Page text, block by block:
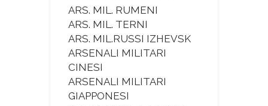
ARS. MIL. RUMENI
ARS. MIL. TERNI
ARS. MIL.RUSSI IZHEVSK
ARSENALI MILITARI
CINESI
ARSENALI MILITARI
GIAPPONESI